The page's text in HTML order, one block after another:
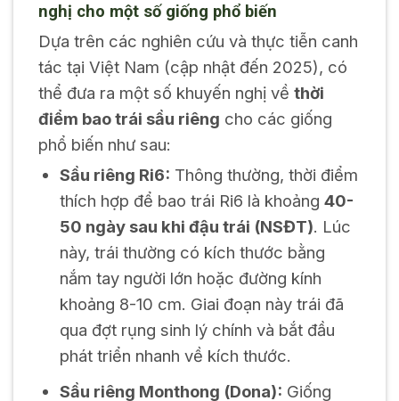
nghị cho một số giống phổ biến
Dựa trên các nghiên cứu và thực tiễn canh
tác tại Việt Nam (cập nhật đến 2025), có
thể đưa ra một số khuyến nghị về thời
điểm bao trái sầu riêng cho các giống
phổ biến như sau:
Sầu riêng Ri6: Thông thường, thời điểm
thích hợp để bao trái Ri6 là khoảng 40-
50 ngày sau khi đậu trái (NSĐT). Lúc
này, trái thường có kích thước bằng
nắm tay người lớn hoặc đường kính
khoảng 8-10 cm. Giai đoạn này trái đã
qua đợt rụng sinh lý chính và bắt đầu
phát triển nhanh về kích thước.
Sầu riêng Monthong (Dona): Giống